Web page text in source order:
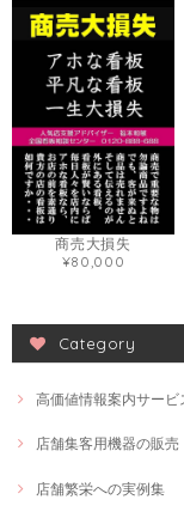
商売大損失
¥80,000
Category
高価値情報案内サービ
店舗集客用機器の販売
店舗繁栄への実例集